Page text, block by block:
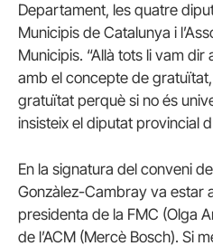
Departament, les quatre
Municipis de Catalunya i
Municipis. “Allà tots li vam
amb el concepte de
gratuïtat perquè si no és
insisteix el diputat provincial
En la signatura del conveni
Gonzàlez-Cambray va estar
presidenta de la FMC (Olga
de l’ACM (Mercè Bosch). Si